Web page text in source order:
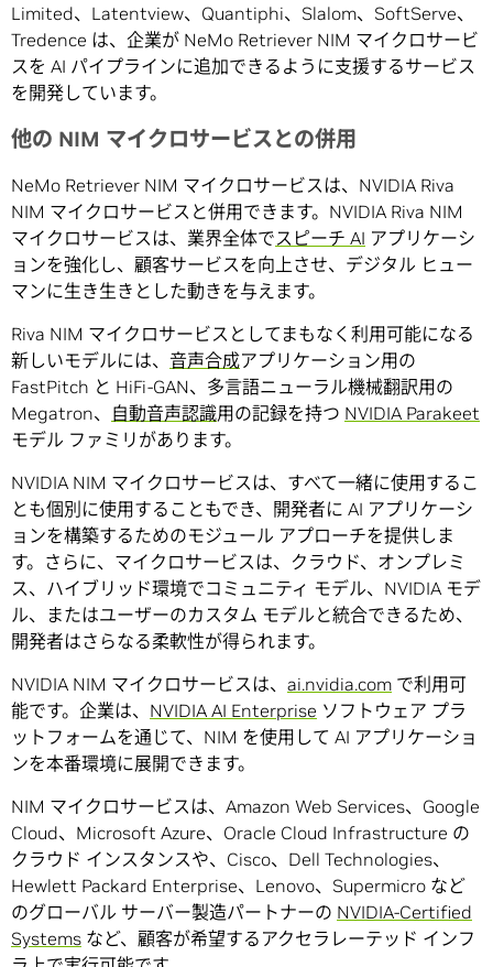
Limited、Latentview、Quantiphi、Slalom、SoftServe、
Tredence は、企業が NeMo Retriever NIM マイクロサービ
スを AI パイプラインに追加できるように支援するサービス
を開発しています。
他の NIM マイクロサービスとの併用
NeMo Retriever NIM マイクロサービスは、NVIDIA Riva
NIM マイクロサービスと併用できます。NVIDIA Riva NIM
マイクロサービスは、業界全体でスピーチ AI アプリケーシ
ョンを強化し、顧客サービスを向上させ、デジタル ヒュー
マンに生き生きとした動きを与えます。
Riva NIM マイクロサービスとしてまもなく利用可能になる
新しいモデルには、 音声合成アプリケーション用の
FastPitch と HiFi-GAN、多言語ニューラル機械翻訳用の
Megatron、 自動音声認識用の記録を持つ NVIDIA Parakeet
モデル ファミリがあります。
NVIDIA NIM マイクロサービスは、すべて一緒に使用するこ
とも個別に使用することもでき、開発者に AI アプリケーシ
ョンを構築するためのモジュール アプローチを提供しま
す。さらに、マイクロサービスは、クラウド、オンプレミ
ス、ハイブリッド環境でコミュニティ モデル、NVIDIA モデ
ル、またはユーザーのカスタム モデルと統合できるため、
開発者はさらなる柔軟性が得られます。
NVIDIA NIM マイクロサービスは、 ai.nvidia.com で利用可
能です。企業は、 NVIDIA AI Enterprise ソフトウェア プラ
ットフォームを通じて、NIM を使用して AI アプリケーショ
ンを本番環境に展開できます。
NIM マイクロサービスは、Amazon Web Services、Google
Cloud、Microsoft Azure、Oracle Cloud Infrastructure の
クラウド インスタンスや、Cisco、Dell Technologies、
Hewlett Packard Enterprise、Lenovo、Supermicro など
のグローバル サーバー製造パートナーの NVIDIA-Certified
Systems など、顧客が希望するアクセラレーテッド インフ